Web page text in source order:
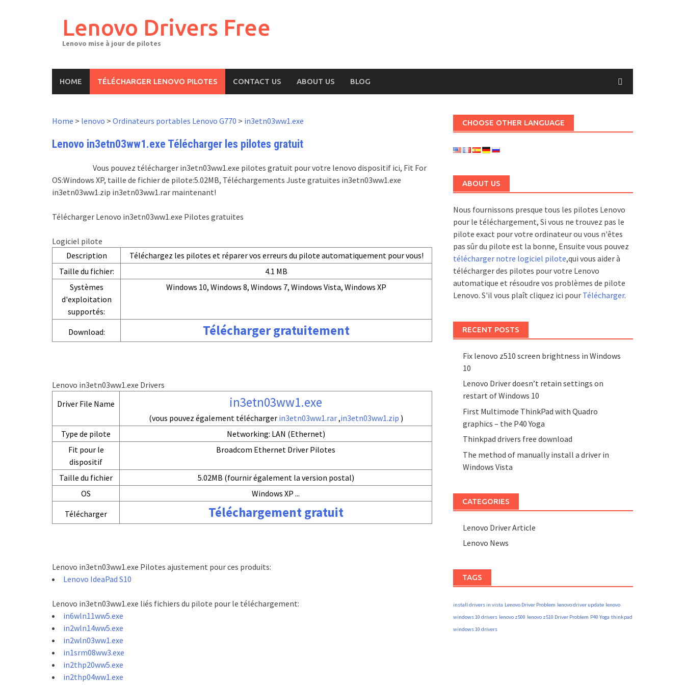
Lenovo Drivers Free
Lenovo mise à jour de pilotes
HOME TÉLÉCHARGER LENOVO PILOTES CONTACT US ABOUT US BLOG
Home > lenovo > Ordinateurs portables Lenovo G770 > in3etn03ww1.exe
Lenovo in3etn03ww1.exe Télécharger les pilotes gratuit
Vous pouvez télécharger in3etn03ww1.exe pilotes gratuit pour votre lenovo dispositif ici, Fit For
OS:Windows XP, taille de fichier de pilote:5.02MB, Téléchargements Juste gratuites in3etn03ww1.exe
in3etn03ww1.zip in3etn03ww1.rar maintenant!
Télécharger Lenovo in3etn03ww1.exe Pilotes gratuites
Logiciel pilote
Description
Téléchargez les pilotes et réparer vos erreurs du pilote automatiquement pour vous!
Taille du fichier:
4.1 MB
Systèmes
d'exploitation
supportés:
Windows 10, Windows 8, Windows 7, Windows Vista, Windows XP
Download: Télécharger gratuitement
Lenovo in3etn03ww1.exe Drivers
Driver File Name
in3etn03ww1.exe
(vous pouvez également télécharger in3etn03ww1.rar,in3etn03ww1.zip )
Type de pilote
Networking: LAN (Ethernet)
Fit pour le
dispositif
Broadcom Ethernet Driver Pilotes
Taille du fichier
5.02MB (fournir également la version postal)
OS
Windows XP ...
Télécharger
Téléchargement gratuit
Lenovo in3etn03ww1.exe Pilotes ajustement pour ces produits:
Lenovo IdeaPad S10
Lenovo in3etn03ww1.exe liés fichiers du pilote pour le téléchargement:
in6wln11ww5.exe
in2wln14ww5.exe
in2wln03ww1.exe
in1srm08ww3.exe
in2thp20ww5.exe
in2thp04ww1.exe
CHOOSE OTHER LANGUAGE
ABOUT US
Nous fournissons presque tous les pilotes Lenovo
pour le téléchargement, Si vous ne trouvez pas le
pilote exact pour votre ordinateur ou vous n'êtes
pas sûr du pilote est la bonne, Ensuite vous pouvez
télécharger notre logiciel pilote,qui vous aider à
télécharger des pilotes pour votre Lenovo
automatique et résoudre vos problèmes de pilote
Lenovo. S'il vous plaît cliquez ici pour Télécharger.
RECENT POSTS
Fix lenovo z510 screen brightness in Windows
10
Lenovo Driver doesn’t retain settings on
restart of Windows 10
First Multimode ThinkPad with Quadro
graphics – the P40 Yoga
Thinkpad drivers free download
The method of manually install a driver in
Windows Vista
CATEGORIES
Lenovo Driver Article
Lenovo News
TAGS
install drivers in vista Lenovo Driver Problem lenovo driver update lenovo
windows 10 drivers lenovo z500 lenovo z510 Driver Problem P40 Yoga thinkpad
windows 10 drivers